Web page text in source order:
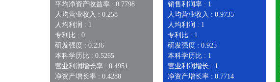
平均净资产收益率 : 0.7798
人均营业收入 : 0.258
人均利润 : 1
专利比 : 0
研发强度 : 0.236
本科学历比 : 0.5265
营业利润增长率 : 0.4951
净资产增长率 : 0.4288
销售利润率 : 1
人均营业收入 : 0.9735
人均利润 : 1
专利比 : 1
研发强度 : 0.925
本科学历比 : 1
营业利润增长 : 1
净资产增长率 : 0.7714